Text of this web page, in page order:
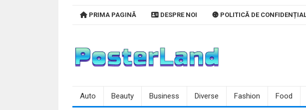
PRIMA PAGINĂ DESPRE NOI POLITICĂ DE
Auto Beauty Business Diverse Fashion Food